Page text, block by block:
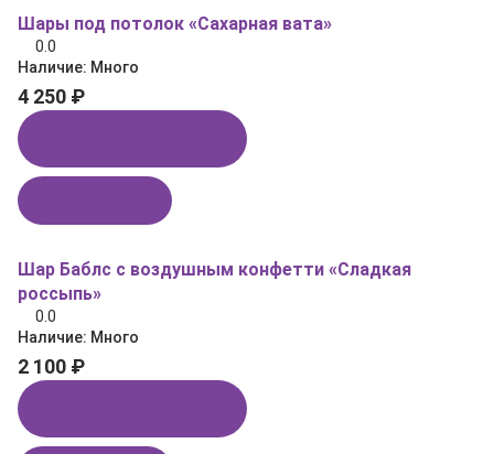
Шары под потолок «Сахарная вата»
0.0
Наличие: Много
4 250 ₽
Шар Баблс с воздушным конфетти «Сладкая
россыпь»
0.0
Наличие: Много
2 100 ₽